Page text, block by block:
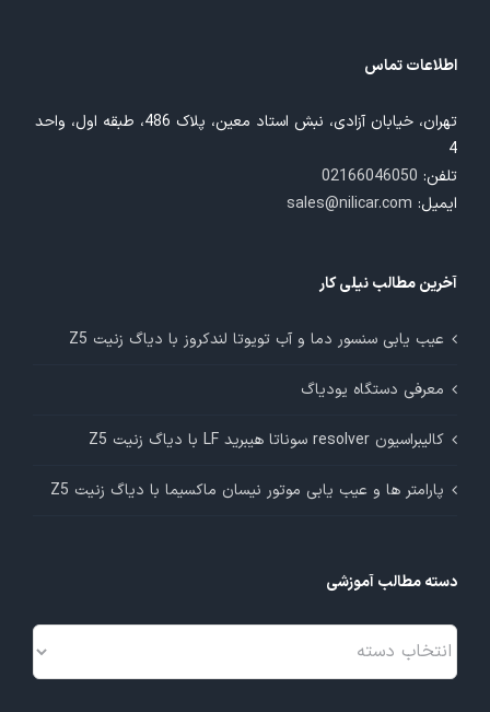
اطلاعات تماس
تهران، خیابان آزادی، نبش استاد معین، پلاک 486، طبقه اول، واحد
4
تلفن: 02166046050
ایمیل: sales@nilicar.com
آخرین مطالب نیلی کار
عیب یابی سنسور دما و آب تویوتا لندکروز با دیاگ زنیت Z5
معرفی دستگاه یودیاگ
کالیبراسیون resolver سوناتا هیبرید LF با دیاگ زنیت Z5
پارامتر ها و عیب یابی موتور نیسان ماکسیما با دیاگ زنیت Z5
دسته مطالب آموزشی
دسته